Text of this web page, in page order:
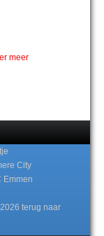
City
Emmen
terug naar